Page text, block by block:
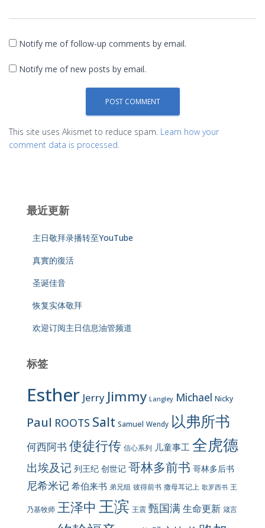
Notify me of follow-up comments by email.
Notify me of new posts by email.
This site uses Akismet to reduce spam. Learn how your
comment data is processed.
最近更新
主日敬拜录播转至YouTube
真實的復活
圣诞佳音
恢复实体敬拜
欢迎订阅主日信息油管频道
标签
Esther Jerry Jimmy Langley Michael Nicky
Paul ROOTS Salt Samuel Wendy 以弗所书
何西阿书 使徒行传 信心系列 儿童事工 全虎德
出埃及记 列王纪 创世记 哥林多前书 哥林多后书
尼希米记 希伯来书 弟兄组 彼得前书 撒母耳记上 歌罗西书 王
乃基牧师 王泽中 王滨 王震 甄国满生命更新 箴言